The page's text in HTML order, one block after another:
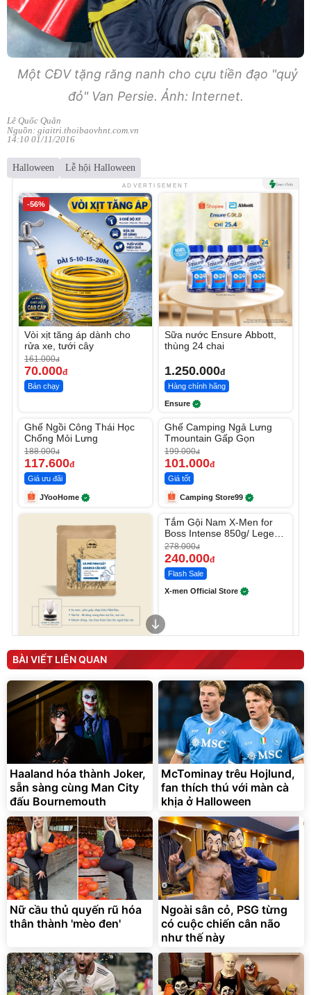
Một CĐV tặng răng nanh cho cựu tiền đạo "quỷ
đỏ" Van Persie. Ảnh: Internet.
Lê Quốc Quân
Nguồn: giaitri.thoibaovhnt.com.vn
14:10 01/11/2016
Halloween Lễ hội Halloween
ADVERTISEMENT
-56%
Vòi xịt tăng áp dành cho
rửa xe, tưới cây
161.000đ
70.000đ
Bán chạy
Sữa nước Ensure Abbott,
thùng 24 chai
1.250.000đ
Hàng chính hãng
Ensure
-37%
Ghế Ngồi Công Thái Học
Chống Mỏi Lưng
188.000đ
117.600đ
Giá ưu đãi
JYooHome
-49%
Ghế Camping Ngả Lưng
Tmountain Gấp Gọn
199.000đ
101.000đ
Giá tốt
Camping Store99
Cà phê phin giấy Arabica
Cầu Đất DalatFarm - Túi 10
g
18.000đ
Bán chạy
Dalat Farm
-13%
Tắm Gội Nam X-Men for
Boss Intense 850g/ Legend
830g
278.000đ
240.000đ
Flash Sale
X-men Official Store
Thùng 48 hộp Sữa tươi Tiệt
Trùng Vinamilk Green Farm
110ml
376.358đ
313.632 đ
Bộ nồi inox nguyên khối
Elmich Trimax EL-
2136OL04
2.036.700đ
Hot Deal
BÀI VIẾT LIÊN QUAN
Haaland hóa thành Joker,
sẵn sàng cùng Man City
đấu Bournemouth
McTominay trêu Hojlund,
fan thích thú với màn cà
khịa ở Halloween
Nữ cầu thủ quyến rũ hóa
thân thành 'mèo đen'
Ngoài sân cỏ, PSG từng
có cuộc chiến cân não
như thế này